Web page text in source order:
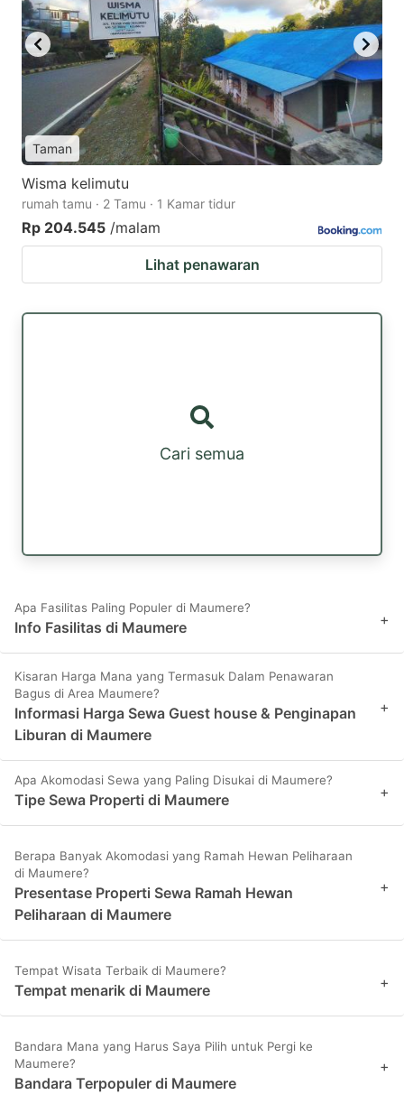
Taman
Wisma kelimutu
rumah tamu · 2 Tamu · 1 Kamar tidur
Rp 204.545 /malam
Lihat penawaran
Cari semua
Apa Fasilitas Paling Populer di Maumere?
Info Fasilitas di Maumere +
Kisaran Harga Mana yang Termasuk Dalam Penawaran
Bagus di Area Maumere?
Informasi Harga Sewa Guest house & Penginapan
Liburan di Maumere
+
Apa Akomodasi Sewa yang Paling Disukai di Maumere?
Tipe Sewa Properti di Maumere +
Berapa Banyak Akomodasi yang Ramah Hewan Peliharaan
di Maumere?
Presentase Properti Sewa Ramah Hewan
Peliharaan di Maumere
+
Tempat Wisata Terbaik di Maumere?
Tempat menarik di Maumere +
Bandara Mana yang Harus Saya Pilih untuk Pergi ke
Maumere?
Bandara Terpopuler di Maumere
+